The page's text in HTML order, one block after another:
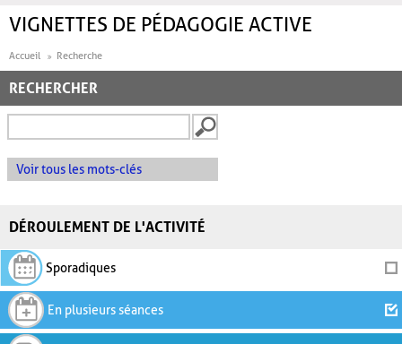
VIGNETTES DE PÉDAGOGIE ACTIVE
Accueil Recherche
RECHERCHER
Voir tous les mots-clés
DÉROULEMENT DE L'ACTIVITÉ
Sporadiques
En plusieurs séances